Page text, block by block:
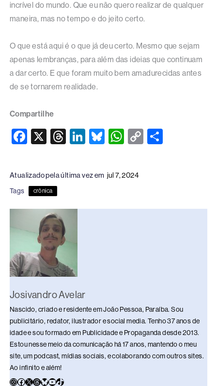
incrível do mundo. Que eu não quero realizar de qualquer
maneira, mas no tempo e do jeito certo.
O que está aqui é o que já deu certo. Mesmo que sejam
apenas lembranças, para além das ideias que continuam
a dar certo. E que foram muito bem amadurecidas antes
de se tornarem realidade.
Compartilhe
F
c
e
b
o
o
X
T
e
a
s
Li
e
n
Bl
e
sk
W
at
s
p
C
n
Atualizado pela última vez em jul 7, 2024
Tags crônica
Josivandro Avelar
Nascido, criado e residente em João Pessoa, Paraíba. Sou
publicitário, redator, ilustrador e social media. Tenho 37 anos de
idade e sou formado em Publicidade e Propaganda desde 2013.
Estou nesse meio da comunicação há 17 anos, mantendo o meu
site, um podcast, mídias sociais, e colaborando com outros sites.
Ao infinito e além!